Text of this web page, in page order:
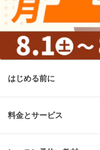
はじめる前に
料金とサービス